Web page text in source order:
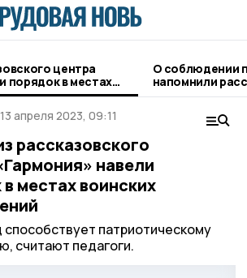
центра
порядок в местах
О соблюдении
напомнили
13 апреля 2023, 09:11
рассказовского
навели
местах воинских
способствует патриотическому
считают педагоги.